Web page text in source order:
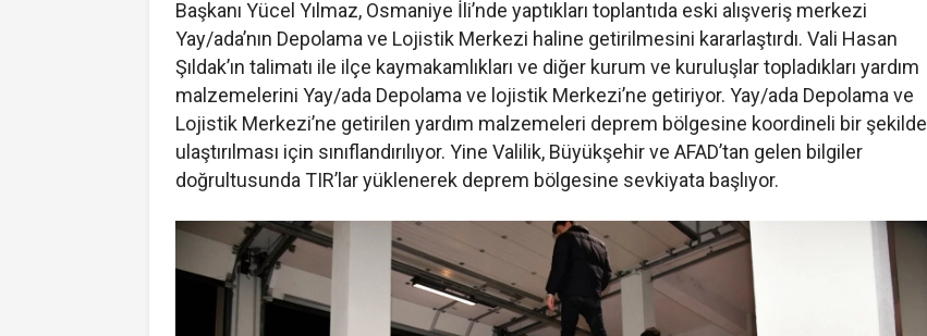
Başkanı Yücel Yılmaz, Osmaniye İli’nde yaptıkları toplantıda eski alışveriş merkezi
Yay/ada’nın Depolama ve Lojistik Merkezi haline getirilmesini kararlaştırdı. Vali Hasan
Şıldak’ın talimatı ile ilçe kaymakamlıkları ve diğer kurum ve kuruluşlar topladıkları yardım
malzemelerini Yay/ada Depolama ve lojistik Merkezi’ne getiriyor. Yay/ada Depolama ve
Lojistik Merkezi’ne getirilen yardım malzemeleri deprem bölgesine koordineli bir şekilde
ulaştırılması için sınıflandırılıyor. Yine Valilik, Büyükşehir ve AFAD’tan gelen bilgiler
doğrultusunda TIR’lar yüklenerek deprem bölgesine sevkiyata başlıyor.